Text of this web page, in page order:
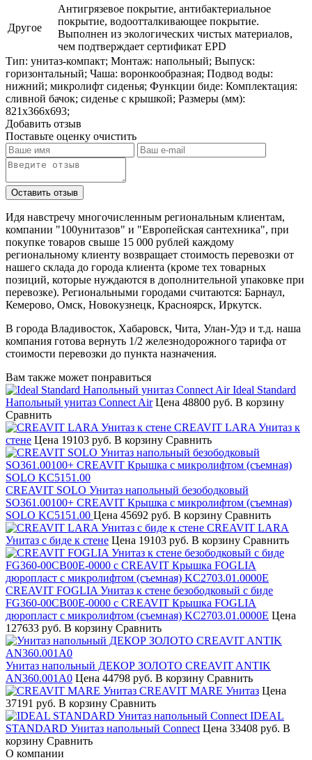
Другое
Антигрязевое покрытие, антибактериальное
покрытие, водоотталкивающее покрытие.
Выполнен из экологических чистых материалов,
чем подтверждает сертификат EPD
Тип: унитаз-компакт; Монтаж: напольный; Выпуск:
горизонтальный; Чаша: воронкообразная; Подвод воды:
нижний; микролифт сиденья; Функции биде: Комплектация:
сливной бачок; сиденье с крышкой; Размеры (мм):
821x366x693;
Добавить отзыв
Поставьте оценку очистить
Идя навстречу многочисленным региональным клиентам,
компании "100унитазов" и "Европейская сантехника", при
покупке товаров свыше 15 000 рублей каждому
региональному клиенту возвращает стоимость перевозки от
нашего склада до города клиента (кроме тех товарных
позиций, которые нуждаются в дополнительной упаковке при
перевозке). Региональными городами считаются: Барнаул,
Кемерово, Омск, Новокузнецк, Красноярск, Иркутск.
В города Владивосток, Хабаровск, Чита, Улан-Удэ и т.д. наша
компания готова вернуть 1/2 железнодорожного тарифа от
стоимости перевозки до пункта назначения.
Вам также может понравиться
Ideal Standard
Напольный унитаз Connect Air Цена 48800 руб. В корзину
Сравнить
CREAVIT LARA Унитаз к
стене Цена 19103 руб. В корзину Сравнить
CREAVIT SOLO Унитаз напольный безободковый
SO361.00100+ CREAVIT Крышка с микролифтом (съемная)
SOLO KC5151.00 Цена 45692 руб. В корзину Сравнить
CREAVIT LARA
Унитаз с биде к стене Цена 19103 руб. В корзину Сравнить
CREAVIT FOGLIA Унитаз к стене безободковый с биде
FG360-00CB00E-0000 с CREAVIT Крышка FOGLIA
дюропласт с микролифтом (съемная) KC2703.01.0000E Цена
127633 руб. В корзину Сравнить
Унитаз напольный ДЕКОР ЗОЛОТО CREAVIT ANTIK
AN360.001A0 Цена 44798 руб. В корзину Сравнить
CREAVIT MARE Унитаз Цена
37191 руб. В корзину Сравнить
IDEAL
STANDARD Унитаз напольный Connect Цена 33408 руб. В
корзину Сравнить
О компании